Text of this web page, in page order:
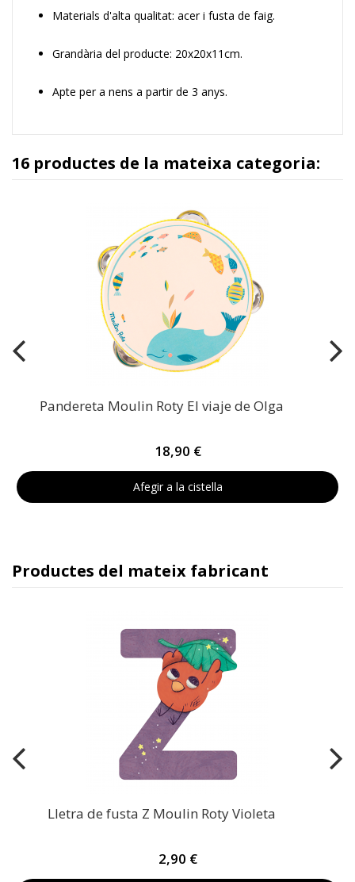
Materials d'alta qualitat: acer i fusta de faig.
Grandària del producte: 20x20x11cm.
Apte per a nens a partir de 3 anys.
16 productes de la mateixa categoria:
Pandereta Moulin Roty El viaje de Olga
18,90 €
Afegir a la cistella
Productes del mateix fabricant
Lletra de fusta Z Moulin Roty Violeta
2,90 €